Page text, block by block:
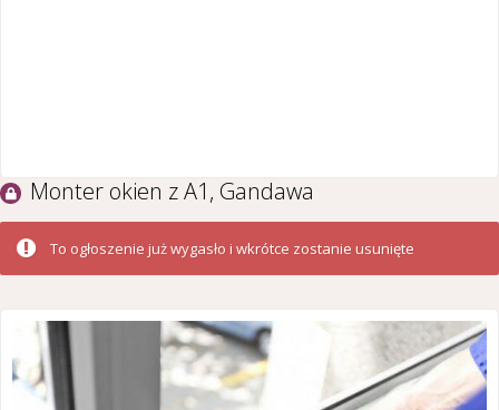
Monter okien z A1, Gandawa
To ogłoszenie już wygasło i wkrótce zostanie usunięte